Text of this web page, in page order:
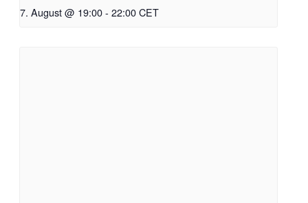
7. August @ 19:00- 22:00CET